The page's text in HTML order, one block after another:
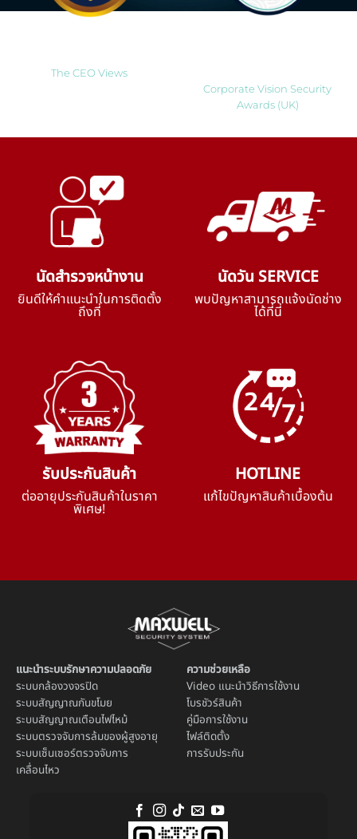
The CEO Views
Corporate Vision Security
Awards (UK)
นัดสำรวจหน้างาน
ยินดีให้คำแนะนำในการติดตั้ง
ถึงที่
นัดวัน SERVICE
พบปัญหาสามารถแจ้งนัดช่าง
ได้ที่นี่
รับประกันสินค้า
ต่ออายุประกันสินค้าในราคา
พิเศษ!
HOTLINE
แก้ไขปัญหาสินค้าเบื้องต้น
แนะนำระบบรักษาความปลอดภัย
ระบบกล้องวงจรปิด
ระบบสัญญาณกันขโมย
ระบบสัญญาณเตือนไฟไหม้
ระบบตรวจจับการล้มของผู้สูงอายุ
ระบบเซ็นเซอร์ตรวจจับการ
เคลื่อนไหว
ความช่วยเหลือ
Video แนะนำวิธีการใช้งาน
โบรชัวร์สินค้า
คู่มือการใช้งาน
ไฟล์ติดตั้ง
การรับประกัน